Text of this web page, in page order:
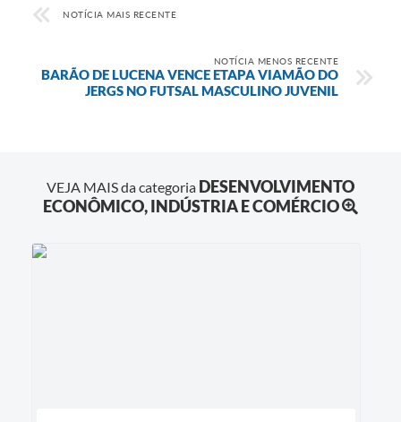
NOTÍCIA MAIS RECENTE
NOTÍCIA MENOS RECENTE
BARÃO DE LUCENA VENCE ETAPA VIAMÃO DO
JERGS NO FUTSAL MASCULINO JUVENIL
VEJA MAIS da categoria DESENVOLVIMENTO
ECONÔMICO, INDÚSTRIA E COMÉRCIO